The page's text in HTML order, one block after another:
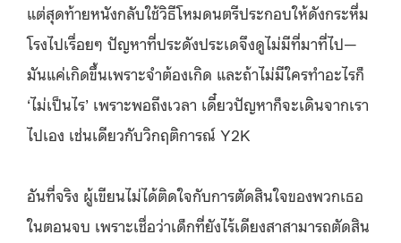
แต่สุดท้ายหนังกลับใช้วิธีโหมดนตรีประกอบให้ดังกระหึ่ม
โรงไปเรื่อยๆ ปัญหาที่ประดังประเดจึงดูไม่มีที่มาที่ไป—
มันแค่เกิดขึ้นเพราะจำต้องเกิด และถ้าไม่มีใครทำอะไรก็
‘ไม่เป็นไร’ เพราะพอถึงเวลา เดี๋ยวปัญหาก็จะเดินจากเรา
ไปเอง เช่นเดียวกับวิกฤติการณ์ Y2K
อันที่จริง ผู้เขียนไม่ได้ติดใจกับการตัดสินใจของพวกเธอ
ในตอนจบ เพราะเชื่อว่าเด็กที่ยังไร้เดียงสาสามารถตัดสิน